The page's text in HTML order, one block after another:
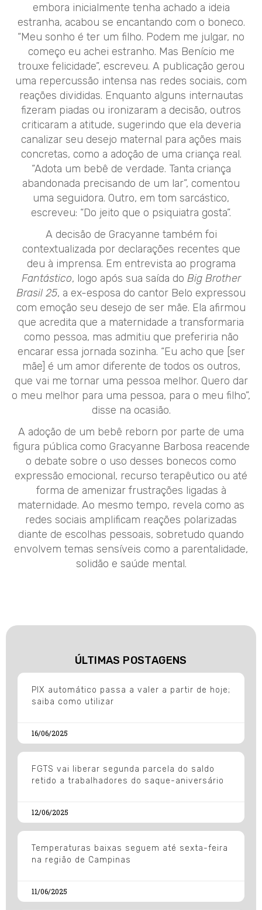
embora inicialmente tenha achado a ideia
estranha, acabou se encantando com o boneco.
“Meu sonho é ter um filho. Podem me julgar, no
começo eu achei estranho. Mas Benício me
trouxe felicidade”, escreveu. A publicação gerou
uma repercussão intensa nas redes sociais, com
reações divididas. Enquanto alguns internautas
fizeram piadas ou ironizaram a decisão, outros
criticaram a atitude, sugerindo que ela deveria
canalizar seu desejo maternal para ações mais
concretas, como a adoção de uma criança real.
“Adota um bebê de verdade. Tanta criança
abandonada precisando de um lar”, comentou
uma seguidora. Outro, em tom sarcástico,
escreveu: “Do jeito que o psiquiatra gosta”.
A decisão de Gracyanne também foi
contextualizada por declarações recentes que
deu à imprensa. Em entrevista ao programa
Fantástico, logo após sua saída do Big Brother
Brasil 25, a ex-esposa do cantor Belo expressou
com emoção seu desejo de ser mãe. Ela afirmou
que acredita que a maternidade a transformaria
como pessoa, mas admitiu que preferiria não
encarar essa jornada sozinha. “Eu acho que [ser
mãe] é um amor diferente de todos os outros,
que vai me tornar uma pessoa melhor. Quero dar
o meu melhor para uma pessoa, para o meu filho”,
disse na ocasião.
A adoção de um bebê reborn por parte de uma
figura pública como Gracyanne Barbosa reacende
o debate sobre o uso desses bonecos como
expressão emocional, recurso terapêutico ou até
forma de amenizar frustrações ligadas à
maternidade. Ao mesmo tempo, revela como as
redes sociais amplificam reações polarizadas
diante de escolhas pessoais, sobretudo quando
envolvem temas sensíveis como a parentalidade,
solidão e saúde mental.
ÚLTIMAS POSTAGENS
PIX automático passa a valer a partir de hoje;
saiba como utilizar
16/06/2025
FGTS vai liberar segunda parcela do saldo
retido a trabalhadores do saque-aniversário
12/06/2025
Temperaturas baixas seguem até sexta-feira
na região de Campinas
11/06/2025